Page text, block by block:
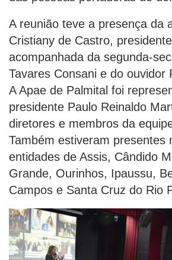
A reunião teve a presença da
Cristiany de Castro,
acompanhada da segunda-
Tavares Consani e do ouvidor
A Apae de Palmital foi
presidente Paulo Reinaldo
diretores e membros da
Também estiveram presentes
entidades de Assis, Cândido
Grande, Ourinhos, Ipaussu,
Campos e Santa Cruz do Rio